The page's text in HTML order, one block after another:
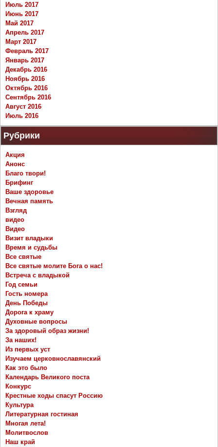
Июль 2017
Июнь 2017
Май 2017
Апрель 2017
Март 2017
Февраль 2017
Январь 2017
Декабрь 2016
Ноябрь 2016
Октябрь 2016
Сентябрь 2016
Август 2016
Июль 2016
Рубрики
Акция
Анонс
Благо твори!
Брифинг
Ваше здоровье
Вечная память
Взгляд
видео
Видео
Визит владыки
Время и судьбы
Все святые
Все святые молите Бога о нас!
Встреча с владыкой
Год семьи
Гость номера
День Победы
Дорога к храму
Духовные вопросы
За здоровый образ жизни!
За наших!
Из первых уст
Изучаем церковнославянский
Как это было
Календарь Великого поста
Конкурс
Крестные ходы спасут Россию
Культура
Литературная гостиная
Многая лета!
Молитвослов
Наш край